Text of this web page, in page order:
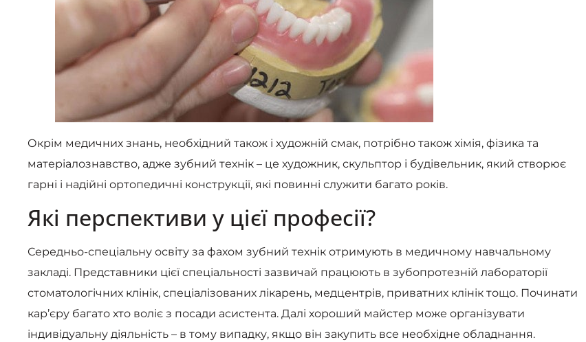
Окрім медичних знань, необхідний також і художній смак, потрібно також хімія, фізика та
матеріалознавство, адже зубний технік – це художник, скульптор і будівельник, який створює
гарні і надійні ортопедичні конструкції, які повинні служити багато років.
Які перспективи у цієї професії?
Середньо-спеціальну освіту за фахом зубний технік отримують в медичному навчальному
закладі. Представники цієї спеціальності зазвичай працюють в зубопротезній лабораторії
стоматологічних клінік, спеціалізованих лікарень, медцентрів, приватних клінік тощо. Починати
кар’єру багато хто воліє з посади асистента. Далі хороший майстер може організувати
індивідуальну діяльність – в тому випадку, якщо він закупить все необхідне обладнання.